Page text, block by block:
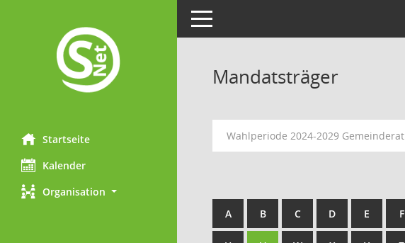
Startseite
Kalender
Organisation
Toggle navigation
Mandatsträger
Wahlperiode 2024-2029 Gemeinderat
A B C D E F